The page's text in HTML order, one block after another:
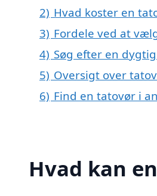
2) Hvad koster en
3) Fordele ved at
4) Søg efter en
5) Oversigt over
6) Find en tatovør i
Hvad kan